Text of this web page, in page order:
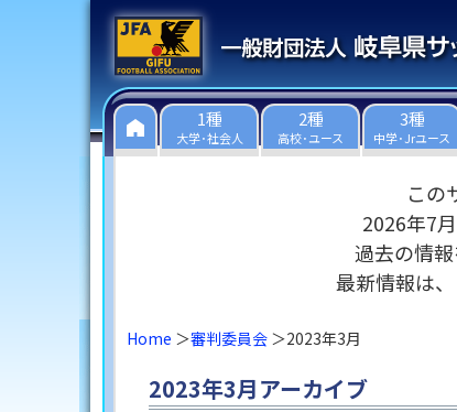
1種
大学･社会人
2種
高校･ユース
3種
中学･Jrユース
この
2026年7
過去の情
最新情報は、
Home 審判委員会 2023年3月
2023年3月アーカイブ